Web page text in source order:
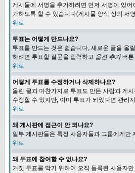
게시물에 서명을 추가하려면 먼저 서명이 있
가하도록 할 수 있습니다(게시물 양식 상의 서
위로
투표는 어떻게 만드나요?
투표를 만드는 것은 쉽습니다, 새로운 글을 올
하려면 투표할 질문을 입력하고 옵션 추가버튼
위로
어떻게 투표를 수정하거나 삭제하나요?
올린 글과 마찬가지로 투표도 만든 사람과 게
수정할 수 있지만, 이미 투표가 되었다면 관리
위로
왜 게시판에 접근이 안 되나요?
일부 게시판들은 특정 사용자들과 그룹에게만
위로
왜 투표에 참여할 수 없나요?
거짓 투표를 막기 위하여 오직 등록된 사용자